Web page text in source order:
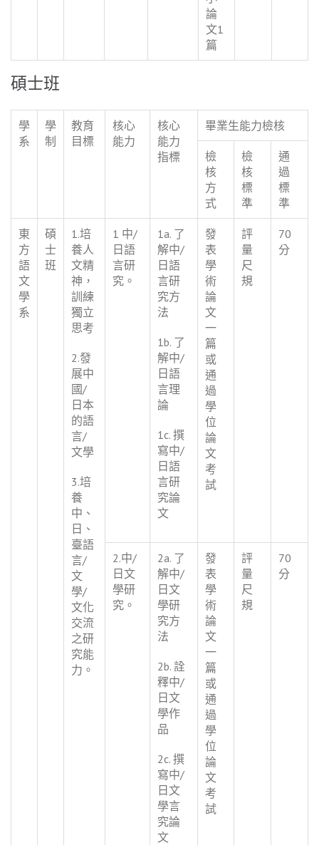
論
文1
篇
碩士班
學
系
學
制
教育
目標
核心
能力
核心
能力
指標
畢業生能力檢核
檢
核
方
式
檢
核
標
準
通
過
標
準
東
方
語
文
學
系
碩
士
班
1.培
養人
文精
神，
訓練
獨立
思考
2.發
展中
國/
日本
的語
言/
文學
3.培
養
中、
日、
臺語
言/
文
學/
文化
交流
之研
究能
力。
1 中/
日語
言研
究。
1a. 了
解中/
日語
言研
究方
法
1b. 了
解中/
日語
言理
論
1c. 撰
寫中/
日語
言研
究論
文
發
表
學
術
論
文
一
篇
或
通
過
學
位
論
文
考
試
評
量
尺
規
70
分
2.中/
日文
學研
究。
2a. 了
解中/
日文
學研
究方
法
2b. 詮
釋中/
日文
學作
品
2c. 撰
寫中/
日文
學言
究論
文
發
表
學
術
論
文
一
篇
或
通
過
學
位
論
文
考
試
評
量
尺
規
70
分